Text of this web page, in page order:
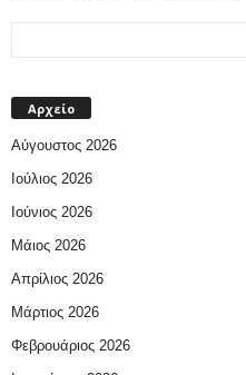
Αρχείο
Αύγουστος 2026
Ιούλιος 2026
Ιούνιος 2026
Μάιος 2026
Απρίλιος 2026
Μάρτιος 2026
Φεβρουάριος 2026